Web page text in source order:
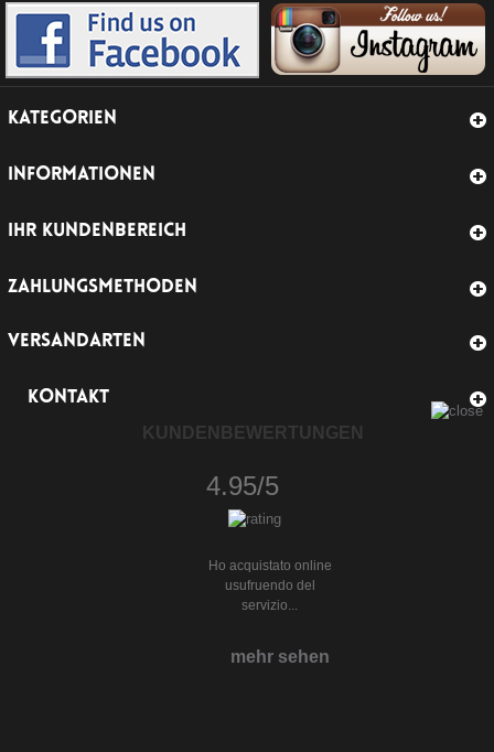
KATEGORIEN
INFORMATIONEN
IHR KUNDENBEREICH
ZAHLUNGSMETHODEN
VERSANDARTEN
KONTAKT
KUNDENBEWERTUNGEN
4.95/5
Ho acquistato online
usufruendo del
servizio...
mehr sehen